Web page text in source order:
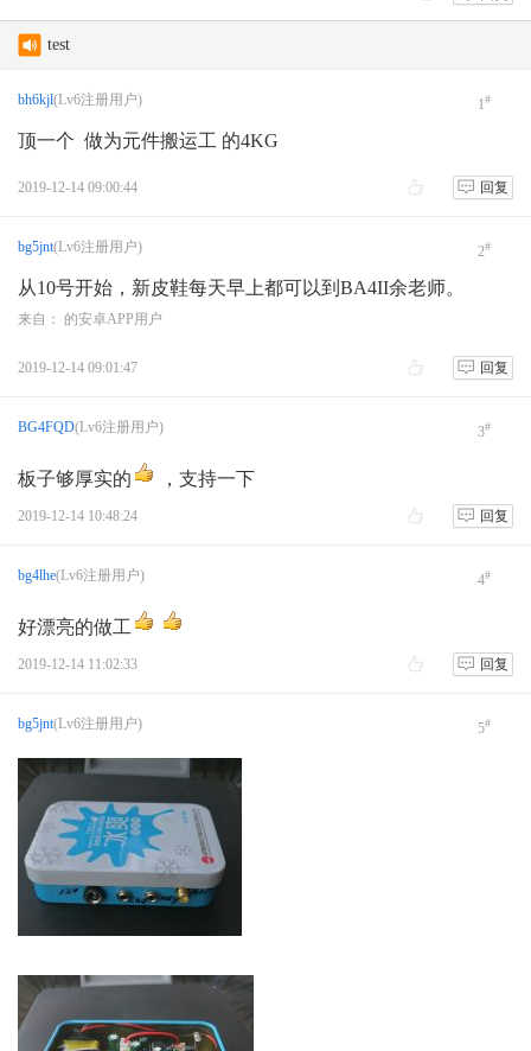
test
AVRT4 DIGI 不轉發
AS-158海岛编号的诞生
月坨岛登上IOTA海岛名单始末
请教一下阳台鱼竿天线的另一根振子
bh6kjl(Lv6注册用户) 1#
顶一个 做为元件搬运工 的4KG
2019-12-14 09:00:44 回复
bg5jnt(Lv6注册用户) 2#
从10号开始，新皮鞋每天早上都可以到BA4II余老师。
来自： 的安卓APP用户
2019-12-14 09:01:47 回复
BG4FQD(Lv6注册用户) 3#
板子够厚实的 ，支持一下
2019-12-14 10:48:24 回复
bg4lhe(Lv6注册用户) 4#
好漂亮的做工
2019-12-14 11:02:33 回复
bg5jnt(Lv6注册用户) 5#